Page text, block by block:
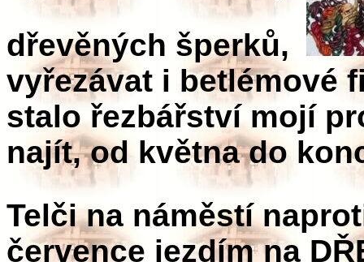
dřevěných šperků,
vyřezávat i betlémové
stalo řezbářství mojí
najít, od května do
Telči na náměstí
července jezdím na